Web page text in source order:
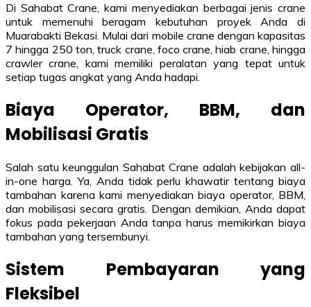
Di Sahabat Crane, kami menyediakan berbagai jenis crane
untuk memenuhi beragam kebutuhan proyek Anda di
Muarabakti Bekasi. Mulai dari mobile crane dengan kapasitas
7 hingga 250 ton, truck crane, foco crane, hiab crane, hingga
crawler crane, kami memiliki peralatan yang tepat untuk
setiap tugas angkat yang Anda hadapi.
Biaya Operator, BBM, dan
Mobilisasi Gratis
Salah satu keunggulan Sahabat Crane adalah kebijakan all-
in-one harga. Ya, Anda tidak perlu khawatir tentang biaya
tambahan karena kami menyediakan biaya operator, BBM,
dan mobilisasi secara gratis. Dengan demikian, Anda dapat
fokus pada pekerjaan Anda tanpa harus memikirkan biaya
tambahan yang tersembunyi.
Sistem Pembayaran yang
Fleksibel